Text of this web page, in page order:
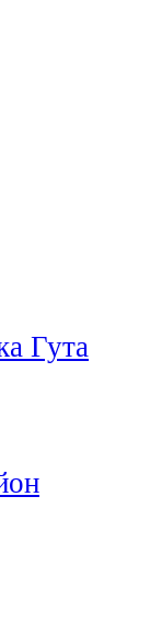
Гута